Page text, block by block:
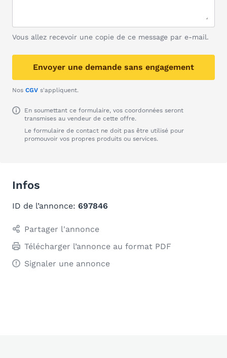
Vous allez recevoir une copie de ce message par e-mail.
Envoyer une demande sans engagement
Nos CGV s'appliquent.
En soumettant ce formulaire, vos coordonnées seront
transmises au vendeur de cette offre.
Le formulaire de contact ne doit pas être utilisé pour
promouvoir vos propres produits ou services.
Infos
ID de l’annonce: 697846
Partager l'annonce
Télécharger l’annonce au format PDF
Signaler une annonce